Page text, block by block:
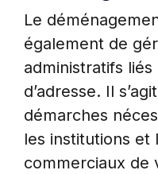
Le
également de
administratifs
d’adresse. Il
démarches
les institutions et
commerciaux de